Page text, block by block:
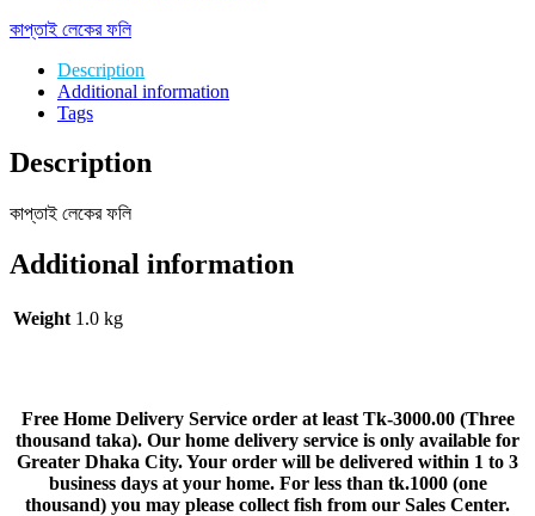
কাপ্তাই লেকের ফলি
Description
Additional information
Tags
Description
কাপ্তাই লেকের ফলি
Additional information
Weight 1.0 kg
Free Home Delivery Service order at least Tk-3000.00 (Three
thousand taka). Our home delivery service is only available for
Greater Dhaka City. Your order will be delivered within 1 to 3
business days at your home. For less than tk.1000 (one
thousand) you may please collect fish from our Sales Center.